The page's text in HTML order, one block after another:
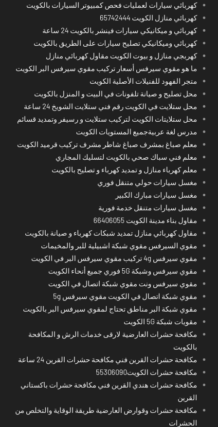
كهربائي سيارات لعمليات فحص كمبيوتر السيارات بالكويت
كهربائي منازل الكويت 65742444
كهربائي و ميكانيكي سيارات فينشر بالكويت 24 ساعة
كهربائي وميكانيكي تصليح سيارات على الطريق بالكويت
كهربجي منازل و بيوت الكويت مقاول كهربائي منازل
ما هو مقوي سيرفس أسعار تركيب مقوي سيرفس البر الكويت
متجر الفهود للفنيلات الأصلية الكويت
محل تصليح و صيانة تلفونات في البيت و المنزل بالكويت
محل ستلايت في الكويت رقم فني ستلايت الشويخ 24 ساعة
محل ستلايتات الكويت لتركيب ستلايت و رسيفر وتمديد قسائم
مدرس لغة عربيةجميع المستويات الكويت
معلم صباغ بمشرف صباغ شاطر مشرف تركيب قرميد الكويت
معلم فني سباك صحي بالكويت لتسليك المجاري
معلم كهرباء منازل و تمديد كهرباء و تصليح بالكويت
مغسل سيارات حولي متنقل فوري
مغسل سيارات مبارك الكبير
مغسل سيارات متنقل خدمة فورية
مقاول بناء مدينة الكويت 66406055
مقاول كهربائي منازل تمديد شبكات كهرباء و صيانة بالكويت
مقوي السيرفس مقوي شبكة اشبيلية للبر والمخيمات
مقوي سيرفس 4g تركيب مقوي سيرفس البر في الكويت
مقوي سيرفس وشبكة 5G فوري جميع أنحاء الكويت
مقوي سيرفس ونت مقوي شبكة اتصال في الكويت
مقوي شبكة اتصال في الكويت مقوي سيرفس 5g
مقوي شبكة البر مناطق تحتاج لمقوي سيرفس البر بالكويت
مقويات شبكة 5G الكويت
مكافحة حشرات العارضية لارقى خدمات الرش و المكافحة
بالكويت
مكافحة حشرات القرين فني مكافحة حشرات القرين 24 ساعة
مكافحة حشرات الكويت55306090
مكافحة حشرات هندي القرين فني مكافحة حشرات باكستاني
القرين
مكافحة حشرات وقوارض العارضية طريقة الوقاية والتخلص من
الحشرات